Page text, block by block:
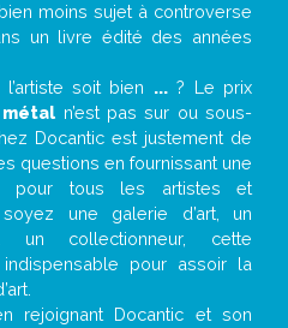
moins sujet à controverse
un livre édité des années
soit bien ...? Le prix
n’est pas sur ou sous-
Docantic est justement de
questions en fournissant une
pour tous les artistes et
une galerie d’art, un
un collectionneur, cette
pour assoir la
rejoignant Docantic et son